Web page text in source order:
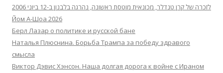
לזכרה של קרן טנדלר, מכונאית מוטסת ראשונה, נהרגה בלבנון ב-12 ביוני 2006
Йом А-Шоа 2026
Берл Лазар о политике и русской бане
Наталья Плюснина. Борьба Трампа за победу здравого
смысла
Виктор Дэвис Хэнсон. Наша долгая дорога к войне с Ираном